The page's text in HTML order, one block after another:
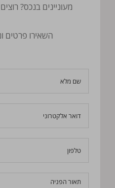
מעוניינים בנכס?
השאירו פרטים